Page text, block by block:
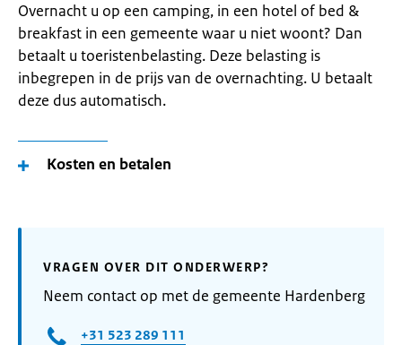
Overnacht u op een camping, in een hotel of bed &
breakfast in een gemeente waar u niet woont? Dan
betaalt u toeristenbelasting. Deze belasting is
inbegrepen in de prijs van de overnachting. U betaalt
deze dus automatisch.
Kosten en betalen
VRAGEN OVER DIT ONDERWERP?
Neem contact op met de gemeente Hardenberg
+31 523 289 111